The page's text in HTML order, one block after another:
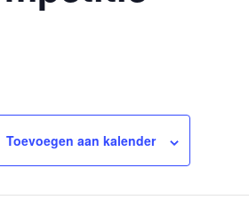
Toevoegen aan kalender